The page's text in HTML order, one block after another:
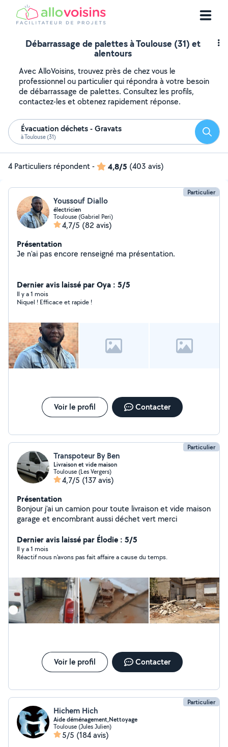
Débarrassage de palettes à Toulouse (31) et
alentours
Avec AlloVoisins, trouvez près de chez vous le
professionnel ou particulier qui répondra à votre besoin
de débarrassage de palettes. Consultez les profils,
contactez-les et obtenez rapidement réponse.
Évacuation déchets - Gravats
à Toulouse (31)
4 Particuliers répondent- 4,8/5 (403 avis)
Particulier
Youssouf Diallo
électricien
Toulouse (Gabriel Peri)
4,7/5 (82 avis)
Présentation
Je n'ai pas encore renseigné ma présentation.
Dernier avis laissé par Oya : 5/5
Il y a 1 mois
Niquel ! Efficace et rapide !
Voir le profil Contacter
Particulier
Transpoteur By Ben
Livraison et vide maison
Toulouse (Les Vergers)
4,7/5 (137 avis)
Présentation
Bonjour j'ai un camion pour toute livraison et vide maison
garage et encombrant aussi déchet vert merci
Dernier avis laissé par Élodie : 5/5
Il y a 1 mois
Réactif nous n'avons pas fait affaire a cause du temps.
Voir le profil Contacter
Particulier
Hichem Hich
Aide déménagement,Nettoyage
Toulouse (Jules Julien)
5/5 (184 avis)